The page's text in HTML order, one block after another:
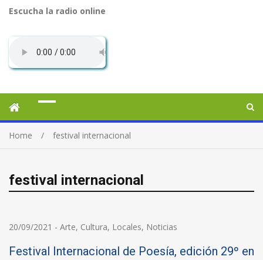
Escucha la radio online
Home festival internacional
festival internacional
20/09/2021 - Arte, Cultura, Locales, Noticias
Festival Internacional de Poesía, edición 29º en